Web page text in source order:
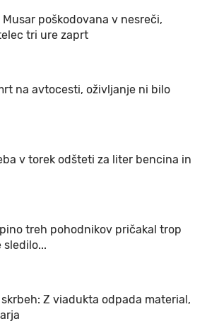
Musar poškodovana v nesreči,
tri ure zaprt
na avtocesti, oživljanje ni bilo
v torek odšteti za liter bencina in
treh pohodnikov pričakal trop
sledilo...
Z viadukta odpada material,